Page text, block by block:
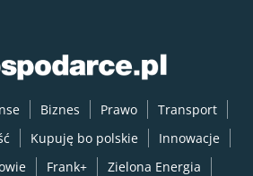
Biznes Prawo
Transport
Kupuję bo polskie
Innowacje
Frank+
Zielona Energia